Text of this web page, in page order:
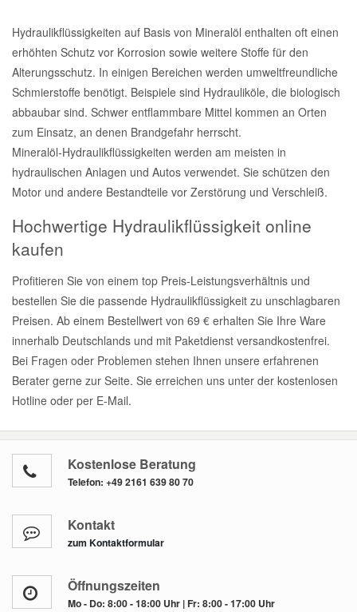
Hydraulikflüssigkeiten auf Basis von Mineralöl enthalten oft einen
erhöhten Schutz vor Korrosion sowie weitere Stoffe für den
Alterungsschutz. In einigen Bereichen werden umweltfreundliche
Schmierstoffe benötigt. Beispiele sind Hydrauliköle, die biologisch
abbaubar sind. Schwer entflammbare Mittel kommen an Orten
zum Einsatz, an denen Brandgefahr herrscht.
Mineralöl-Hydraulikflüssigkeiten werden am meisten in
hydraulischen Anlagen und Autos verwendet. Sie schützen den
Motor und andere Bestandteile vor Zerstörung und Verschleiß.
Hochwertige Hydraulikflüssigkeit online
kaufen
Profitieren Sie von einem top Preis-Leistungsverhältnis und
bestellen Sie die passende Hydraulikflüssigkeit zu unschlagbaren
Preisen. Ab einem Bestellwert von 69 € erhalten Sie Ihre Ware
innerhalb Deutschlands und mit Paketdienst versandkostenfrei.
Bei Fragen oder Problemen stehen Ihnen unsere erfahrenen
Berater gerne zur Seite. Sie erreichen uns unter der kostenlosen
Hotline oder per E-Mail.
Kostenlose Beratung
Telefon: +49 2161 639 80 70
Kontakt
zum Kontaktformular
Öffnungszeiten
Mo - Do: 8:00 - 18:00 Uhr | Fr: 8:00 - 17:00 Uhr